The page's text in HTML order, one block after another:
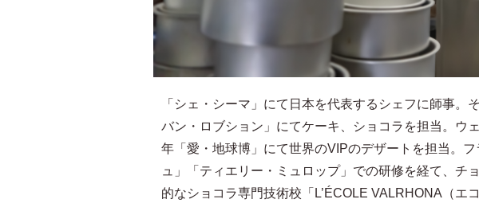
「シェ・シーマ」にて日本を代表するシェフに師事
バン・ロブション」にてケーキ、ショコラを担当。ウ
年「愛・地球博」にて世界のVIPのデザートを担当。
ュ」「ティエリー・ミュロップ」での研修を経て、チ
的なショコラ専門技術校「L’ÉCOLE VALRHONA（エ